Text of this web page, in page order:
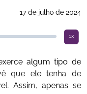
17 de julho de 2024
1x
algum tipo de
que ele tenha de
Assim, apenas se